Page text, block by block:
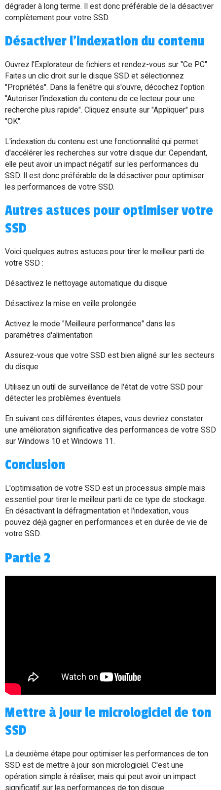
dégrader à long terme. Il est donc préférable de la désactiver
complètement pour votre SSD.
Désactiver l'indexation du contenu
Ouvrez l'Explorateur de fichiers et rendez-vous sur "Ce PC".
Faites un clic droit sur le disque SSD et sélectionnez
"Propriétés". Dans la fenêtre qui s'ouvre, décochez l'option
"Autoriser l'indexation du contenu de ce lecteur pour une
recherche plus rapide". Cliquez ensuite sur "Appliquer" puis
"OK".
L'indexation du contenu est une fonctionnalité qui permet
d'accélérer les recherches sur votre disque dur. Cependant,
elle peut avoir un impact négatif sur les performances du
SSD. Il est donc préférable de la désactiver pour optimiser
les performances de votre SSD.
Autres astuces pour optimiser votre
SSD
Voici quelques autres astuces pour tirer le meilleur parti de
votre SSD :
Désactivez le nettoyage automatique du disque
Désactivez la mise en veille prolongée
Activez le mode "Meilleure performance" dans les
paramètres d'alimentation
Assurez-vous que votre SSD est bien aligné sur les secteurs
du disque
Utilisez un outil de surveillance de l'état de votre SSD pour
détecter les problèmes éventuels
En suivant ces différentes étapes, vous devriez constater
une amélioration significative des performances de votre SSD
sur Windows 10 et Windows 11.
Conclusion
L'optimisation de votre SSD est un processus simple mais
essentiel pour tirer le meilleur parti de ce type de stockage.
En désactivant la défragmentation et l'indexation, vous
pouvez déjà gagner en performances et en durée de vie de
votre SSD.
Partie 2
Mettre à jour le micrologiciel de ton
SSD
La deuxième étape pour optimiser les performances de ton
SSD est de mettre à jour son micrologiciel. C'est une
opération simple à réaliser, mais qui peut avoir un impact
significatif sur les performances de ton disque.